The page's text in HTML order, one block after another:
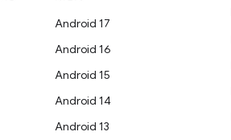
Android 17
Android 16
Android 15
Android 14
Android 13